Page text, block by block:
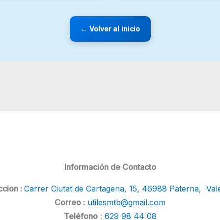
← Volver al inicio
Información de Contacto
: Carrer Ciutat de Cartagena, 15, 46988 Paterna,
Correo : utilesmtb@gmail.com
Teléfono: 629 98 44 08